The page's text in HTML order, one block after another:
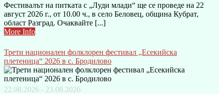
Фестивалът на питката с „Луди млади“ ще се проведе на 22
август 2026 г., от 10.00 ч., в село Беловец, община Кубрат,
област Разград. Очаквайте [...]
More Info
Трети национален фолклорен фестивал „Есекийска
плетеница“ 2026 в с. Бродилово
22.08.2026 - 23.08.2026